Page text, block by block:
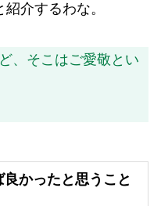
介するわな。
、そこはご愛敬とい
かったと思うこと